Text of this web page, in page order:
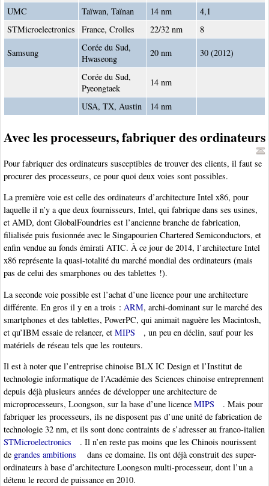
UMC Taïwan, Taïnan 14 nm
4,1
STMicroelectronics
France, Crolles 22/32 nm 8
Samsung
Corée du Sud,
Hwaseong
20 nm 30 (2012)
Corée du Sud,
Pyeongtaek
14 nm
USA, TX, Austin 14 nm
Avec les processeurs, fabriquer des ordinateurs
Pour fabriquer des ordinateurs susceptibles de trouver des clients, il faut se
procurer des processeurs, ce pour quoi deux voies sont possibles.
La première voie est celle des ordinateurs d’architecture Intel x86, pour
laquelle il n’y a que deux fournisseurs, Intel, qui fabrique dans ses usines,
et AMD, dont GlobalFoundries est l’ancienne branche de fabrication,
filialisée puis fusionnée avec le Singapourien Chartered Semiconductors, et
enfin vendue au fonds émirati ATIC. À ce jour de 2014, l’architecture Intel
x86 représente la quasi-totalité du marché mondial des ordinateurs (mais
pas de celui des smarphones ou des tablettes !).
La seconde voie possible est l’achat d’une licence pour une architecture
différente. En gros il y en a trois : ARM, archi-dominant sur le marché des
smartphones et des tablettes, PowerPC, qui animait naguère les Macintosh,
et qu’IBM essaie de relancer, et MIPS
, un peu en déclin, sauf pour les
matériels de réseau tels que les routeurs.
Il est à noter que l’entreprise chinoise BLX IC Design et l’Institut de
technologie informatique de l’Académie des Sciences chinoise entreprennent
depuis déjà plusieurs années de développer une architecture de
microprocesseurs, Loongson, sur la base d’une licence MIPS
. Mais pour
fabriquer les processeurs, ils ne disposent pas d’une unité de fabrication de
technologie 32 nm, et ils sont donc contraints de s’adresser au franco-italien
STMicroelectronics
. Il n’en reste pas moins que les Chinois nourissent
de grandes ambitions
dans ce domaine. Ils ont déjà construit des super-
ordinateurs à base d’architecture Loongson multi-processeur, dont l’un a
détenu le record de puissance en 2010.